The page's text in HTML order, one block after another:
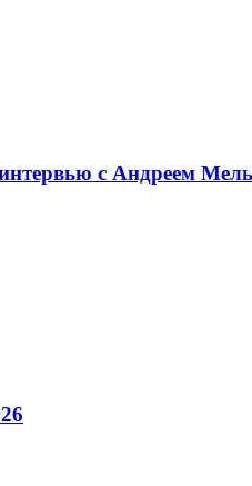
с Андреем